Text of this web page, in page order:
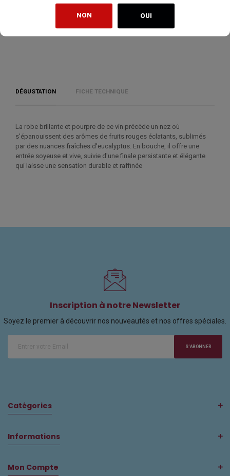
NON OUI
DÉGUSTATION FICHE TECHNIQUE
La robe brillante et pourpre de ce vin précède un nez où
s'épanouissent des arômes de fruits rouges éclatants, sublimés
par des nuances fraîches d'eucalyptus. En bouche, il offre une
entrée soyeuse et vive, suivie d'une finale persistante et élégante
qui laisse une sensation durable et raffinée
Inscription à notre Newsletter
Soyez le premier à découvrir nos nouveautés et nos offres spéciales.
S'ABONNER
Catégories
Informations
Mon Compte